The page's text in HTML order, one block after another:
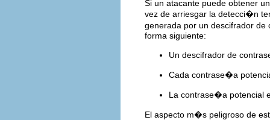
Si un atacante puede obtener
vez de arriesgar la detecci�n
generada por un descifrador
forma siguiente:
Un descifrador de
Cada contrase�a
La contrase�a potencial
El aspecto m�s peligroso de